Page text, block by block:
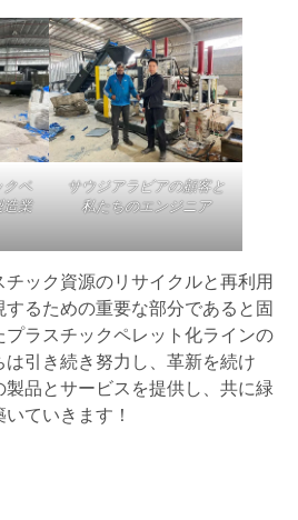
ペ
業
サウジアラビアの顧客と
私たちのエンジニア
ック資源のリサイクルと再利用
るための重要な部分であると固
プラスチックペレット化ラインの
引き続き努力し、革新を続け
品とサービスを提供し、共に緑
ていきます！